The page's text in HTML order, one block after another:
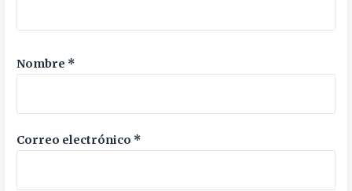
Nombre *
Correo electrónico *